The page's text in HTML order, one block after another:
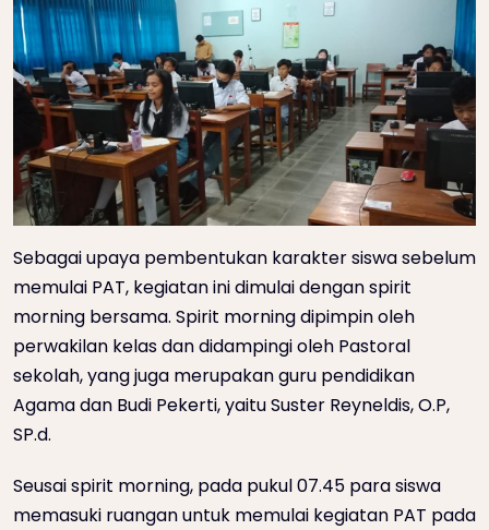
Sebagai upaya pembentukan karakter siswa sebelum
memulai PAT, kegiatan ini dimulai dengan spirit
morning bersama. Spirit morning dipimpin oleh
perwakilan kelas dan didampingi oleh Pastoral
sekolah, yang juga merupakan guru pendidikan
Agama dan Budi Pekerti, yaitu Suster Reyneldis, O.P,
SP.d.
Seusai spirit morning, pada pukul 07.45 para siswa
memasuki ruangan untuk memulai kegiatan PAT pada